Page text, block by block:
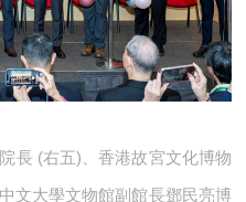
長 (右五)、香港故宮文化博物
文大學文物館副館長鄧民亮博